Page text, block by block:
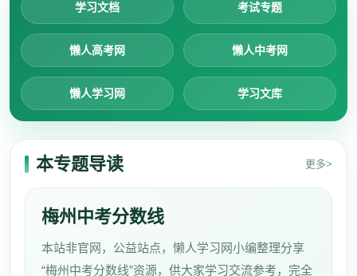
学习文档 考试专题
懒人高考网 懒人中考网
懒人学习网 学习文库
本专题导读 更多>
梅州中考分数线
本站非官网，公益站点，懒人学习网小编整理分享
“梅州中考分数线”资源，供大家学习交流参考，完全